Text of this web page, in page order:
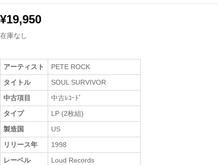
¥19,950
在庫なし
アーティスト
PETE ROCK
タイトル
SOUL SURVIVOR
中古項目
中古ﾚｺｰﾄﾞ
タイプ
LP (2枚組)
製造国
US
リリース年
1998
レーベル
Loud Records